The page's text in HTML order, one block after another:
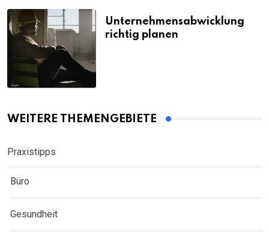
Unternehmensabwicklung
richtig planen
WEITERE THEMENGEBIETE
Praxistipps
Büro
Gesundheit